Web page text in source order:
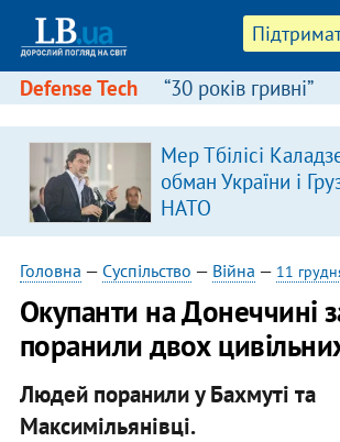
Defense Tech “30 років гривні”
Мер Тбілісі
обман України і
НАТО
Головна — Суспільство — Війна — 11
Окупанти на Донеччині
поранили двох
Людей поранили у Бахмуті та
Максимільянівці.